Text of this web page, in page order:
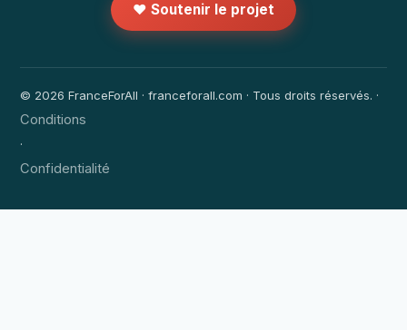
❤️ Soutenir le projet
© 2026 FranceForAll · franceforall.com · Tous droits réservés. ·
Conditions
·
Confidentialité